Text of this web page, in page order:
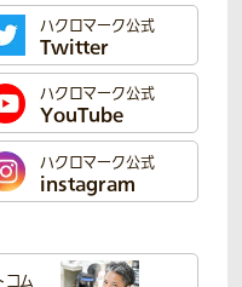
ハクロマーク公式
Twitter
ハクロマーク公式
YouTube
ハクロマーク公式
instagram
コム